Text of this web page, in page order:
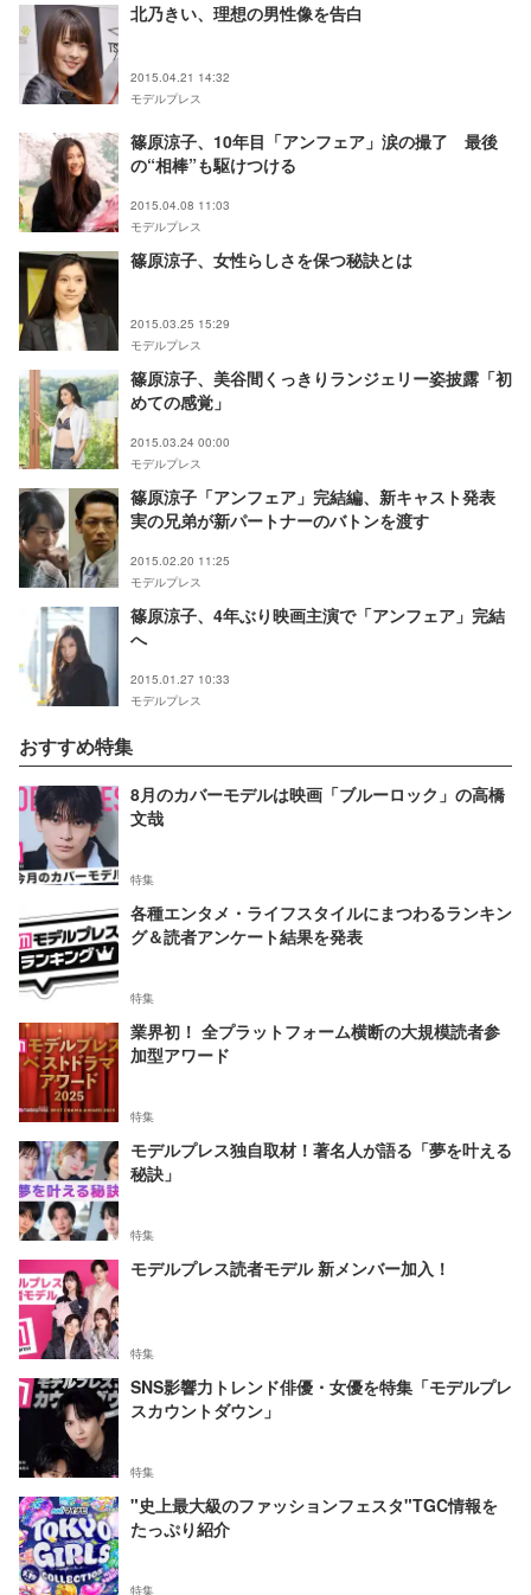
北乃きい、理想の男性像を告白
2015.04.21 14:32
モデルプレス
篠原涼子、10年目「アンフェア」涙の撮了 最後
の“相棒”も駆けつける
2015.04.08 11:03
モデルプレス
篠原涼子、女性らしさを保つ秘訣とは
2015.03.25 15:29
モデルプレス
篠原涼子、美谷間くっきりランジェリー姿披露「初
めての感覚」
2015.03.24 00:00
モデルプレス
篠原涼子「アンフェア」完結編、新キャスト発表
実の兄弟が新パートナーのバトンを渡す
2015.02.20 11:25
モデルプレス
篠原涼子、4年ぶり映画主演で「アンフェア」完結
へ
2015.01.27 10:33
モデルプレス
おすすめ特集
8月のカバーモデルは映画「ブルーロック」の高橋
文哉
特集
各種エンタメ・ライフスタイルにまつわるランキン
グ＆読者アンケート結果を発表
特集
業界初！ 全プラットフォーム横断の大規模読者参
加型アワード
特集
モデルプレス独自取材！著名人が語る「夢を叶える
秘訣」
特集
モデルプレス読者モデル 新メンバー加入！
特集
SNS影響力トレンド俳優・女優を特集「モデルプレ
スカウントダウン」
特集
"史上最大級のファッションフェスタ"TGC情報を
たっぷり紹介
特集